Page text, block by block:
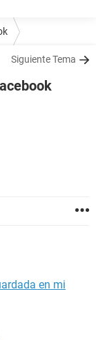
Siguiente Tema
en mi